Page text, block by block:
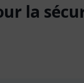
la